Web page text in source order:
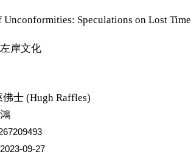
Unconformities: Speculations on Lost Time
岸文化
佛士 (Hugh Raffles)
2023-09-27